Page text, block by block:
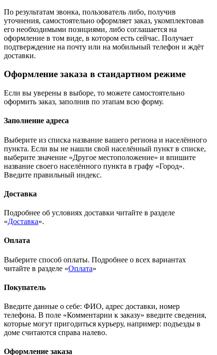
По результатам звонка, пользователь либо, получив
уточнения, самостоятельно оформляет заказ, укомплектовав
его необходимыми позициями, либо соглашается на
оформление в том виде, в котором есть сейчас. Получает
подтверждение на почту или на мобильный телефон и ждёт
доставки.
Оформление заказа в стандартном режиме
Если вы уверены в выборе, то можете самостоятельно
оформить заказ, заполнив по этапам всю форму.
Заполнение адреса
Выберите из списка название вашего региона и населённого
пункта. Если вы не нашли свой населённый пункт в списке,
выберите значение «Другое местоположение» и впишите
название своего населённого пункта в графу «Город».
Введите правильный индекс.
Доставка
Подробнее об условиях доставки читайте в разделе
«Доставка».
Оплата
Выберите способ оплаты. Подробнее о всех вариантах
читайте в разделе «Оплата»
Покупатель
Введите данные о себе: ФИО, адрес доставки, номер
телефона. В поле «Комментарии к заказу» введите сведения,
которые могут пригодиться курьеру, например: подъезды в
доме считаются справа налево.
Оформление заказа